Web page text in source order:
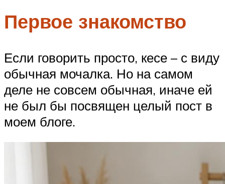
Первое знакомство
Если говорить просто, кесе – с виду
обычная мочалка. Но на самом
деле не совсем обычная, иначе ей
не был бы посвящен целый пост в
моем блоге.